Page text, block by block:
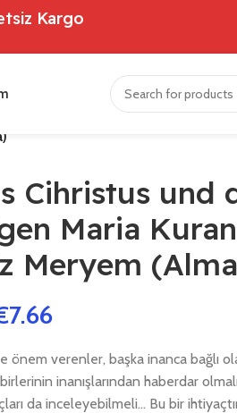
Kargo
Cihristus und
Maria
Meryem
7.66
önem verenler, başka inanca bağlı
inanışlarından haberdar
da inceleyebilmeli… Bu bir